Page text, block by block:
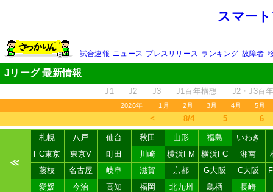
スマー
試合速報 ニュース プレスリリース ランキング 故障者
Jリーグ 最新情報
J1 J2 J3 J1百年構想 J2・J3百
2026年 1月 2月 3月 4月 5月
＜ 8/4 5 6
≪
札幌 八戸 仙台 秋田 山形 福島
いわき
FC東京
東京V 町田 川崎 横浜FM 横浜FC 湘南
藤枝
名古屋 岐阜 滋賀 京都 G大阪 C大阪
愛媛
今治 高知 福岡 北九州 鳥栖 長崎